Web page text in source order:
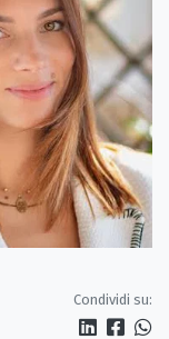
Condividi su: